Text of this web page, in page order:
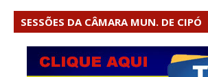
SESSÕES DA CÂMARA MUN. DE CIPÓ